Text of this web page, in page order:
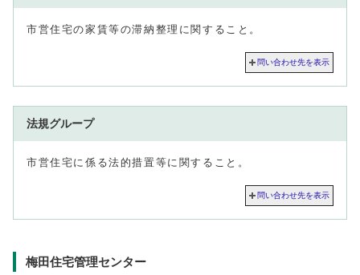
市営住宅の家賃等の滞納整理に関すること。
問い合わせ先を表示
法規グループ
市営住宅に係る法的措置等に関すること。
問い合わせ先を表示
梅田住宅管理センター